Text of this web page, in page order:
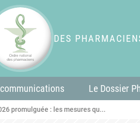
DES
Le Dossier
promulguée : les mesures qu...